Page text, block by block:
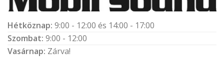
Hétköznap: 9:00 - 12:00 és 14:00 - 17:00
Szombat: 9:00 - 12:00
Vasárnap: Zárva!